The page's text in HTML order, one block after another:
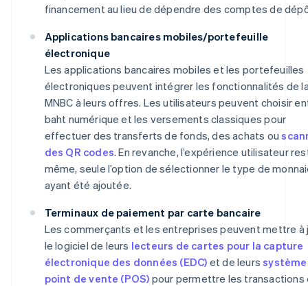
financement au lieu de dépendre des comptes de
Applications bancaires mobiles/portefeuille
électronique
Les applications bancaires mobiles et les portefeuilles
électroniques peuvent intégrer les fonctionnalités de
MNBC à leurs offres. Les utilisateurs peuvent choisir
baht numérique et les versements classiques pour
effectuer des transferts de fonds, des achats ou
des QR codes. En revanche, l’expérience utilisateur
même, seule l’option de sélectionner le type de
ayant été ajoutée.
Terminaux de paiement par carte bancaire
Les commerçants et les entreprises peuvent mettre à
le logiciel de leurs lecteurs de cartes pour la capture
électronique des données (EDC) et de leurs
point de vente (POS) pour permettre les transactions